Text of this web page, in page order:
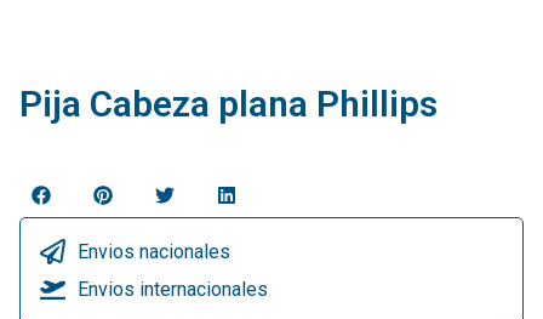
Pija Cabeza plana Phillips
Envios nacionales
Envios internacionales